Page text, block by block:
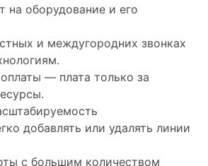
на оборудование и его
и междугородних звонках
— плата только за
добавлять или удалять линии
с большим количеством